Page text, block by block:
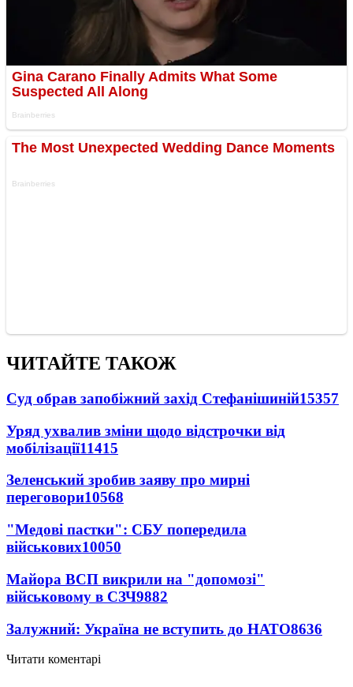
ЧИТАЙТЕ ТАКОЖ
Суд обрав запобіжний захід Стефанішиній15357
Уряд ухвалив зміни щодо відстрочки від
мобілізації11415
Зеленський зробив заяву про мирні
переговори10568
"Медові пастки": СБУ попередила
військових10050
Майора ВСП викрили на "допомозі"
військовому в СЗЧ9882
Залужний: Україна не вступить до НАТО8636
Читати коментарі